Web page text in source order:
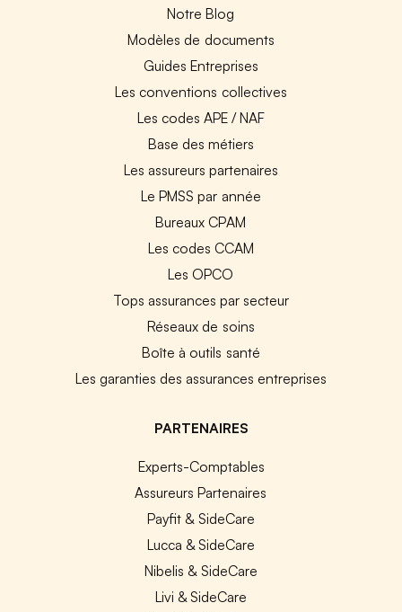
Notre Blog
Modèles de documents
Guides Entreprises
Les conventions collectives
Les codes APE / NAF
Base des métiers
Les assureurs partenaires
Le PMSS par année
Bureaux CPAM
Les codes CCAM
Les OPCO
Tops assurances par secteur
Réseaux de soins
Boîte à outils santé
Les garanties des assurances entreprises
PARTENAIRES
Experts-Comptables
Assureurs Partenaires
Payfit & SideCare
Lucca & SideCare
Nibelis & SideCare
Livi & SideCare